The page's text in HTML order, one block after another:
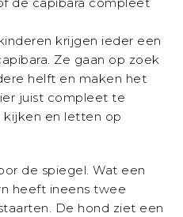
krijgen ieder een
Ze gaan op zoek
helft en maken het
juist compleet te
en letten op
de spiegel. Wat een
heeft ineens twee
De hond ziet een